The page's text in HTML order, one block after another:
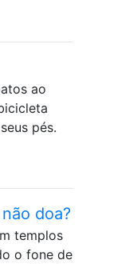
ao
pés.
doa?
templos
o fone de